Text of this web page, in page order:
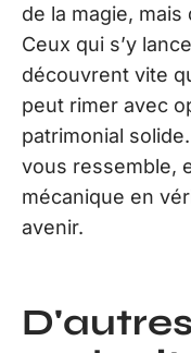
de la magie,
Ceux qui s’y
découvrent vite
peut rimer avec
patrimonial
vous ressemble,
mécanique en
avenir.